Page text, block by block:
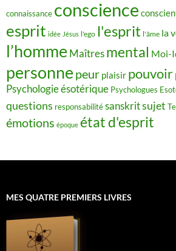
connaissance conscience
esprit idée Jésus l'ego l'esprit l'âme la
l’homme Maîtres mental Moi-
personne peur plaisir pouvoir
Psychologie ésotérique Psychologues
questions responsabilitésanskritsujet
émotions époque état d'esprit
MES QUATRE PREMIERS LIVRES